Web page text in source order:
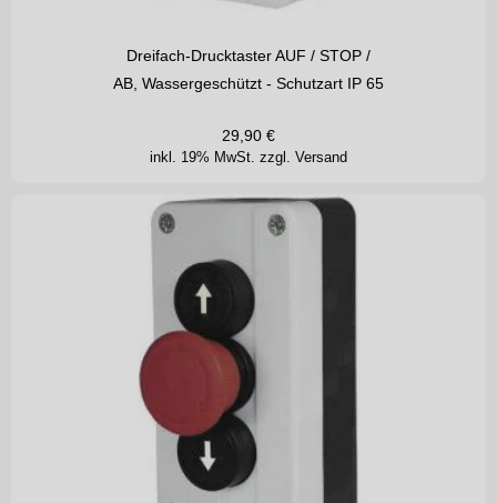
Dreifach-Drucktaster AUF / STOP /
AB, Wassergeschützt - Schutzart IP 65
inkl. 19% MwSt. zzgl. Versand
29,90 €